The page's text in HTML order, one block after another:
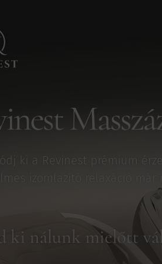
ki a Revinest prémium
izomlazító relaxáció
ki nálunk mielőtt